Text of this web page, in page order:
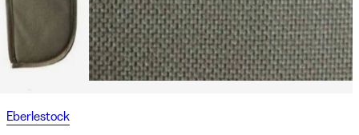
Eberlestock